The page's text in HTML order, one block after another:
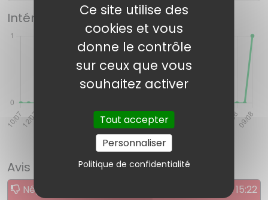
Ce site utilise des
cookies et vous
donne le contrôle
sur ceux que vous
souhaitez activer
Tout accepter
Personnaliser
Politique de confidentialité
Intérêts pour ce numéro
Avis des internautes
Négatif - 0775832333
le 19/11/2025 à 15:22